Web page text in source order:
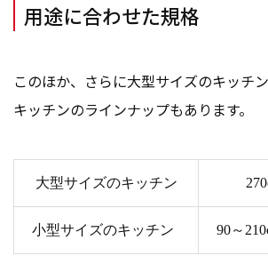
用途に合わせた規格
このほか、さらに大型サイズのキッチ
キッチンのラインナップもあります。
大型サイズのキッチン
小型サイズのキッチン 90～